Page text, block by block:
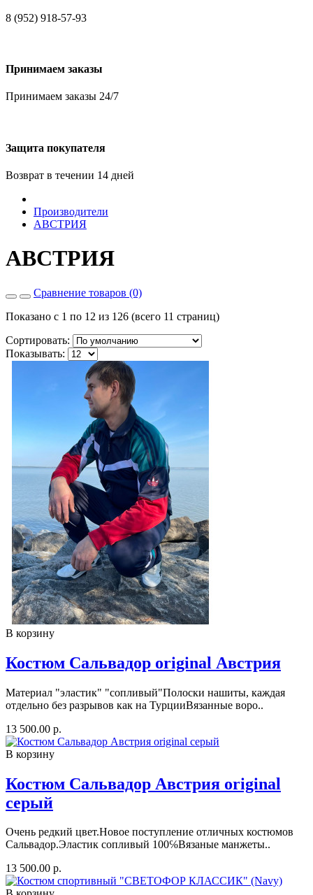
8 (952) 918-57-93
Принимаем заказы
Принимаем заказы 24/7
Защита покупателя
Возврат в течении 14 дней
Производители
АВСТРИЯ
АВСТРИЯ
Сравнение товаров (0)
Показано с 1 по 12 из 126 (всего 11 страниц)
Сортировать:
Показывать:
В корзину
Костюм Сальвадор original Австрия
Материал "эластик" "сопливый"Полоски нашиты, каждая
отдельно без разрывов как на ТурцииВязанные воро..
13 500.00 р.
В корзину
Костюм Сальвадор Австрия original
серый
Очень редкий цвет.Новое поступление отличных костюмов
Сальвадор.Эластик сопливый 100℅Вязаные манжеты..
13 500.00 р.